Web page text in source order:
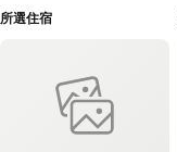
所選住宿